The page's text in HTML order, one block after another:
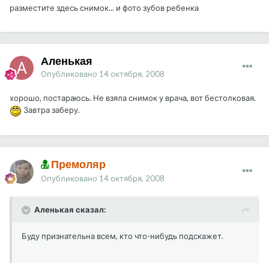
разместите здесь снимок... и фото зубов ребенка
Аленькая
Опубликовано 14 октября, 2008
хорошо, постараюсь. Не взяла снимок у врача, вот бестолковая.
Завтра заберу.
Премоляр
Опубликовано 14 октября, 2008
Аленькая сказал:
Буду признательна всем, кто что-нибудь подскажет.